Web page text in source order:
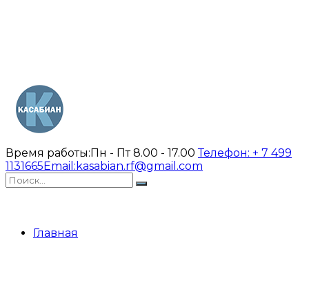
Время работы:Пн - Пт 8.00 - 17.00Телефон: + 7 499
1131665Email: kasabian.rf@gmail.com
Главная